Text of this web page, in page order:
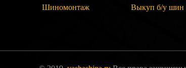
Шиномонтаж
Выкуп б/у шин